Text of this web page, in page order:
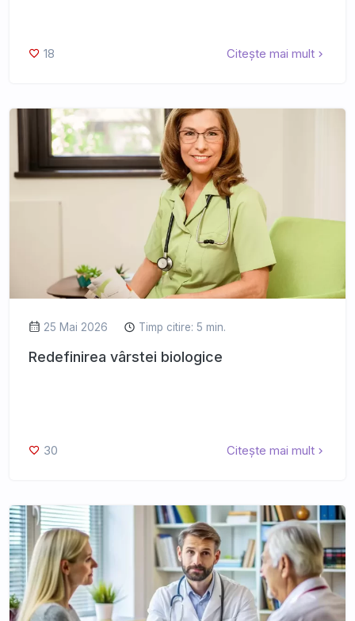
18 Citește mai mult
25 Mai 2026 Timp citire: 5 min.
Redefinirea vârstei biologice
30 Citește mai mult